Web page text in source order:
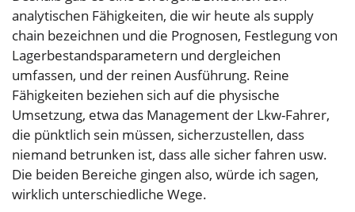
analytischen Fähigkeiten, die wir heute als supply
chain bezeichnen und die Prognosen, Festlegung von
Lagerbestandsparametern und dergleichen
umfassen, und der reinen Ausführung. Reine
Fähigkeiten beziehen sich auf die physische
Umsetzung, etwa das Management der Lkw-Fahrer,
die pünktlich sein müssen, sicherzustellen, dass
niemand betrunken ist, dass alle sicher fahren usw.
Die beiden Bereiche gingen also, würde ich sagen,
wirklich unterschiedliche Wege.